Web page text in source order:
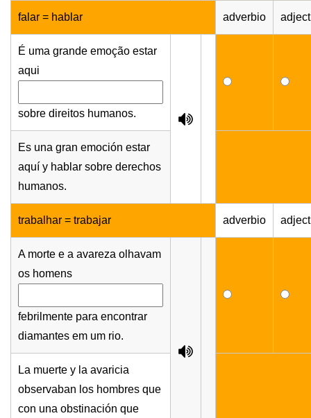
falar = hablar adverbio
É uma grande emoção estar
aqui
sobre direitos humanos.
Es una gran emoción estar
aquí y hablar sobre derechos
humanos.
trabalhar = trabajar adverbio
A morte e a avareza olhavam
os homens
febrilmente para encontrar
diamantes em um rio.
La muerte y la avaricia
observaban los hombres que
con una obstinación que